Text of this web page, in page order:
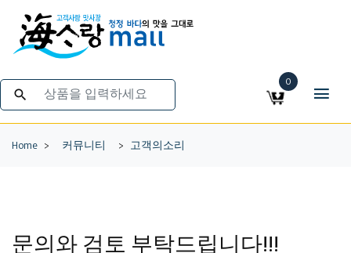
search
0
Home > 커뮤니티 > 고객의소리
문의와 검토 부탁드립니다!!!